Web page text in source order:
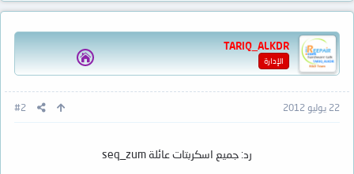
TARIQ_ALKDR
الإدارة
22 يوليو 2012 #2
رد: جميع اسكربتات عائلة seq_zum